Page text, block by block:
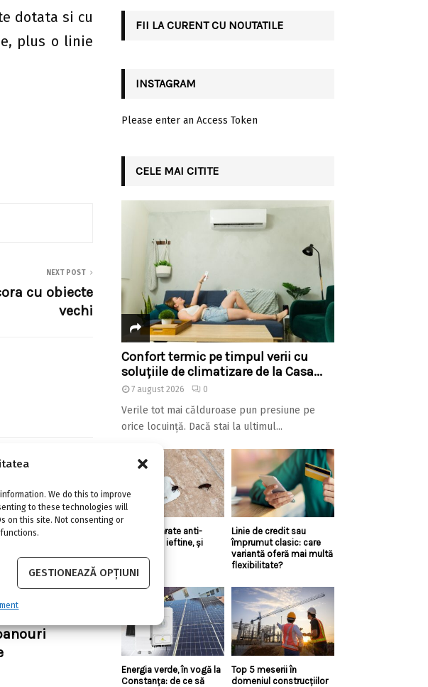
We do this to improve
to these technologies will
on this site. Not consenting or
GESTIONEAZĂ OPȚIUNI
dotata si cu
plus o linie
NEXT POST
cu obiecte
vechi
un
FII LA CURENT CU NOUTATILE
INSTAGRAM
Please enter an Access Token
CELE MAI CITITE
Confort termic pe timpul verii cu
soluțiile de climatizare de la Casa...
7 august 2026 0
Verile tot mai călduroase pun presiune pe
orice locuință. Dacă stai la ultimul...
Există aparate anti-
gândaci și ieftine, și
Linie de credit sau
împrumut clasic: care
variantă oferă mai multă
flexibilitate?
Energia verde, în vogă la
Constanța: de ce să
Top 5 meserii în
domeniul construcțiilor